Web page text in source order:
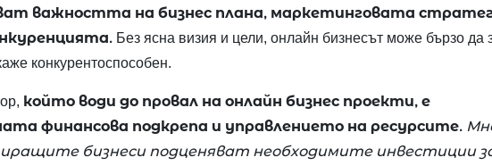
важността на бизнес плана, маркетинговата
Без ясна визия и цели, онлайн бизнесът може бързо да
конкурентоспособен.
който води до провал на онлайн бизнес проекти, е
финансова подкрепа и управлението на ресурсите.
бизнеси подценяват необходимите инвестиции